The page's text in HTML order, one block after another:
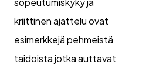
kriittinen ajattelu ovat
esimerkkejä pehmeistä
taidoista jotka auttavat